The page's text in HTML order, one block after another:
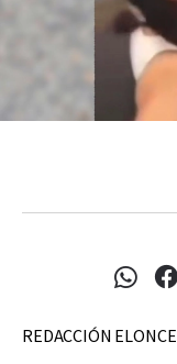
REDACCIÓN ELONCE